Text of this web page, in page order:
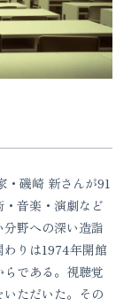
磯崎 新さんが91
音楽・演劇など
野への深い造詣
わりは1974年開館
である。視聴覚
ただいた。その